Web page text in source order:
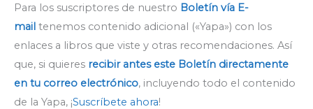
Para los suscriptores de nuestro Boletín vía E-
mail tenemos contenido adicional («Yapa») con los
enlaces a libros que viste y otras recomendaciones. Así
que, si quieres recibir antes este Boletín directamente
en tu correo electrónico, incluyendo todo el contenido
de la Yapa, ¡Suscríbete ahora!